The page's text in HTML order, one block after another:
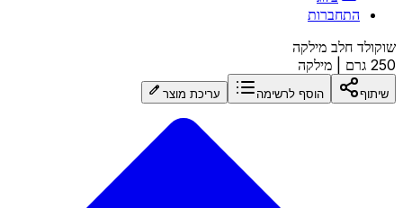
התחברות
שוקולד חלב מילקה
250 גרם
מילקה
שיתוף הוסף לרשימה עריכת מוצר